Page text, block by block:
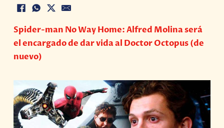
Spider-man No Way Home: Alfred Molina será
el encargado de dar vida al Doctor Octopus (de
nuevo)